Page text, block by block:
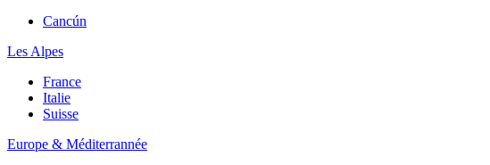
Cancún
Les Alpes
France
Italie
Suisse
Europe & Méditerrannée